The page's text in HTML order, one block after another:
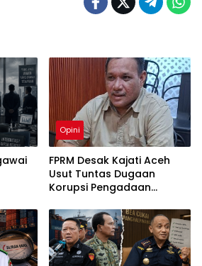
Opini
FPRM Desak Kajati Aceh
Usut Tuntas Dugaan
Korupsi Pengadaan
Langsa